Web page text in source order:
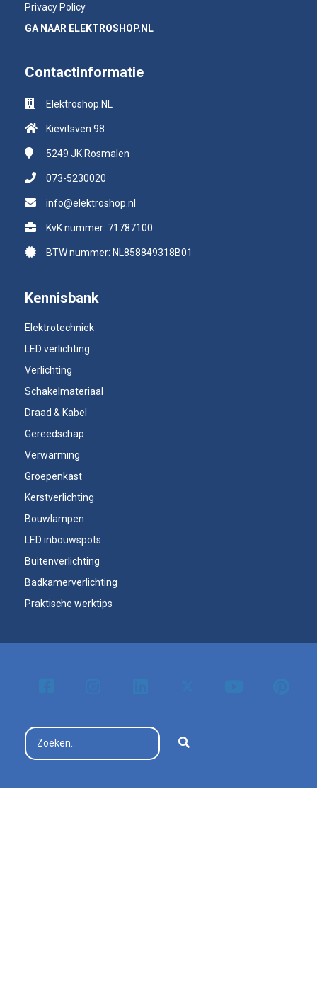
Privacy Policy
GA NAAR ELEKTROSHOP.NL
Contactinformatie
Elektroshop.NL
Kievitsven 98
5249 JK Rosmalen
073-5230020
info@elektroshop.nl
KvK nummer: 71787100
BTW nummer: NL858849318B01
Kennisbank
Elektrotechniek
LED verlichting
Verlichting
Schakelmateriaal
Draad & Kabel
Gereedschap
Verwarming
Groepenkast
Kerstverlichting
Bouwlampen
LED inbouwspots
Buitenverlichting
Badkamerverlichting
Praktische werktips